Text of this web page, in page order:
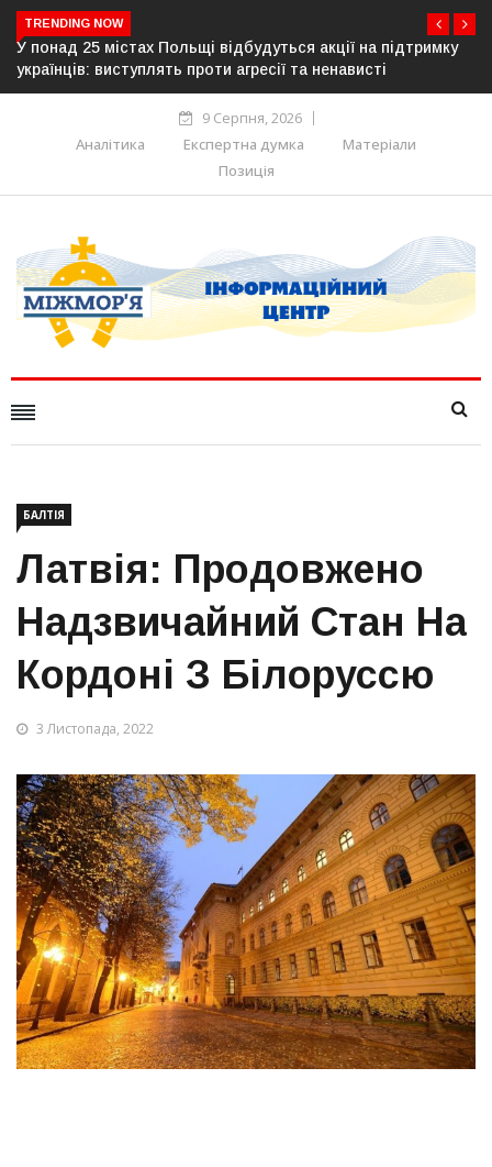
TRENDING NOW
акції на підтримку
та ненависті
Росія готує повну анексію
Німеччина, Франція та Італія
9 Серпня, 2026
Аналітика
Експертна думка
Матеріали
Позиція
БАЛТІЯ
Латвія: Продовжено
Надзвичайний Стан На
Кордоні З Білоруссю
3 Листопада, 2022